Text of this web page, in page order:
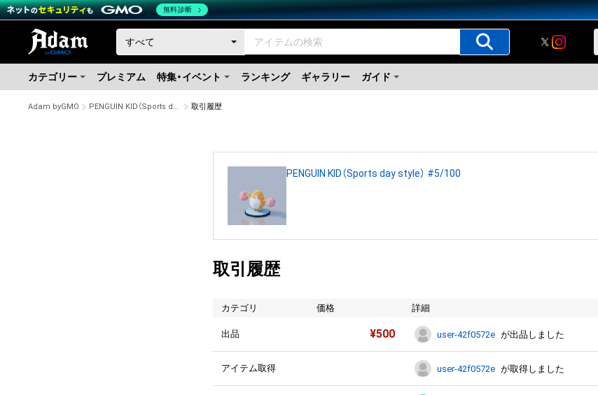
カテゴリー プレミアム 特集・イベント ランキング ギャラリー ガイド
Adam byGMO PENGUIN KID（Sports day style） #5/100 取引履歴
PENGUIN KID（Sports day style） #5/100
取引履歴
カテゴリ 価格 詳細
出品 ¥500 user-42f0572e が出品しました
アイテム取得 user-42f0572e が取得しました
無料診断